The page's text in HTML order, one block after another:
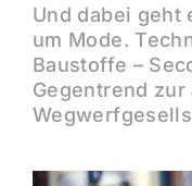
Und dabei geht
um Mode.
Baustoffe –
Gegentrend zur